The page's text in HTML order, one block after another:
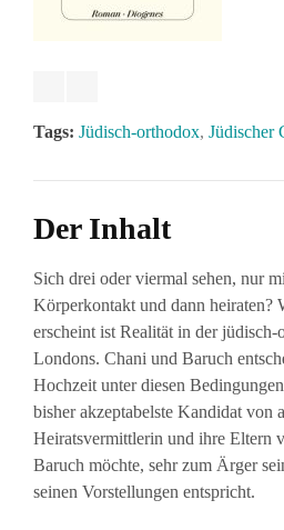
Tags: Jüdisch-orthodox, Jüdischer
Der Inhalt
Sich drei oder viermal sehen, nur
Körperkontakt und dann heiraten?
erscheint ist Realität in der
Londons. Chani und Baruch
Hochzeit unter diesen
bisher akzeptabelste Kandidat von
Heiratsvermittlerin und ihre Eltern
Baruch möchte, sehr zum Ärger
seinen Vorstellungen entspricht.